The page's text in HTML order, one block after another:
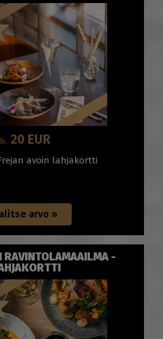
20 EUR
avoin lahjakortti
RAVINTOLAMAAILMA -